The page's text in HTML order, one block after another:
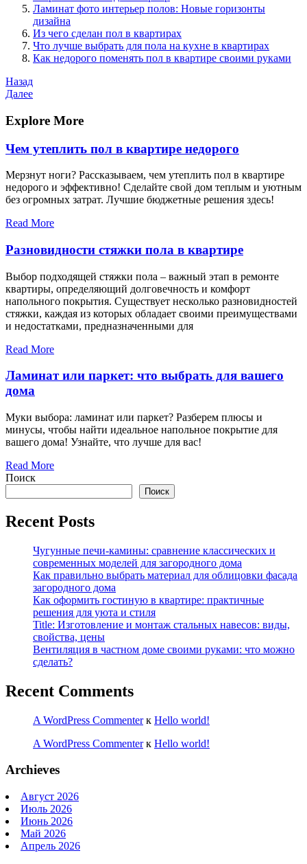
Ламинат фото интерьер полов: Новые горизонты
дизайна
Из чего сделан пол в квартирах
Что лучше выбрать для пола на кухне в квартирах
Как недорого поменять пол в квартире своими руками
Навигация
по
записям
Предыдущая
запись
Назад
Следующая
Далее
Explore More
Чем утеплить пол в квартире недорого
Мерзнут ноги? Рассказываем, чем утеплить пол в квартире
недорого и эффективно! Сделайте свой дом теплым и уютным
без огромных затрат. Лучшие бюджетные решения здесь!
Read More
Разновидности стяжки пола в квартире
Выбор подходящей стяжки пола – важный этап в ремонте
квартиры, определяющий долговечность и комфорт
напольного покрытия. Существует несколько разновидностей
стяжки, каждая из которых обладает своими преимуществами
и недостатками, предназначенными для
Read More
Ламинат или паркет: что выбрать для вашего
дома
Муки выбора: ламинат или паркет? Разберем плюсы и
минусы, чтобы найти идеальное напольное покрытие для
вашего дома! Узнайте, что лучше для вас!
Read More
Поиск
Поиск
Recent Posts
Чугунные печи-камины: сравнение классических и
современных моделей для загородного дома
Как правильно выбрать материал для облицовки фасада
загородного дома
Как оформить гостиную в квартире: практичные
решения для уюта и стиля
Title: Изготовление и монтаж стальных навесов: виды,
свойства, цены
Вентиляция в частном доме своими руками: что можно
сделать?
Recent Comments
A WordPress Commenterк Hello world!
A WordPress Commenterк Hello world!
Archieves
Август 2026
Июль 2026
Июнь 2026
Май 2026
Апрель 2026